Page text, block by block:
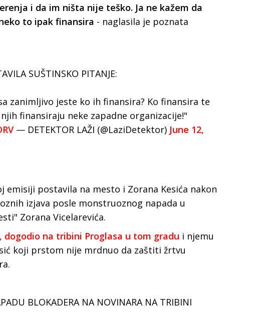
i da im ništa nije teško. Ja ne kažem da
to ipak finansira - naglasila je poznata
SUŠTINSKO PITANJE:
zanimljivo jeste ko ih finansira? Ko finansira te
finansiraju neke zapadne organizacije!"
— DETEKTOR LAŽI (@LaziDetektor) June 12,
emisiji postavila na mesto i Zorana Kesića nakon
izjava posle monstruoznog napada u
Zorana Vicelarevića.
dogodio na tribini Proglasa u tom gradu i njemu
koji prstom nije mrdnuo da zaštiti žrtvu
BLOKADERA NA NOVINARA NA TRIBINI